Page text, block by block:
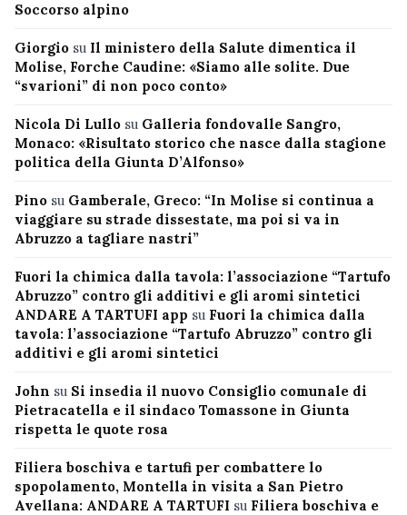
Soccorso alpino
Giorgio su Il ministero della Salute dimentica il
Molise, Forche Caudine: «Siamo alle solite. Due
“svarioni” di non poco conto»
Nicola Di Lullo su Galleria fondovalle Sangro,
Monaco: «Risultato storico che nasce dalla stagione
politica della Giunta D’Alfonso»
Pino su Gamberale, Greco: “In Molise si continua a
viaggiare su strade dissestate, ma poi si va in
Abruzzo a tagliare nastri”
Fuori la chimica dalla tavola: l’associazione “Tartufo
Abruzzo” contro gli additivi e gli aromi sintetici
ANDARE A TARTUFI app su Fuori la chimica dalla
tavola: l’associazione “Tartufo Abruzzo” contro gli
additivi e gli aromi sintetici
John su Si insedia il nuovo Consiglio comunale di
Pietracatella e il sindaco Tomassone in Giunta
rispetta le quote rosa
Filiera boschiva e tartufi per combattere lo
spopolamento, Montella in visita a San Pietro
Avellana: ANDARE A TARTUFI su Filiera boschiva e